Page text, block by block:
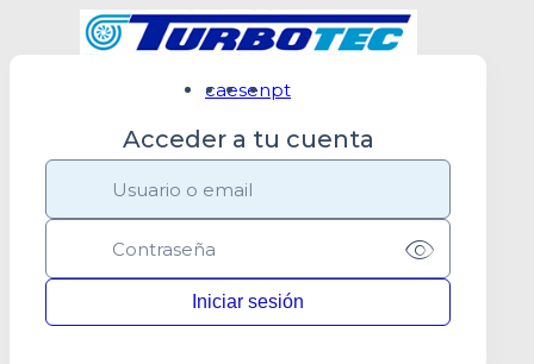
caesenpt
Acceder a tu cuenta